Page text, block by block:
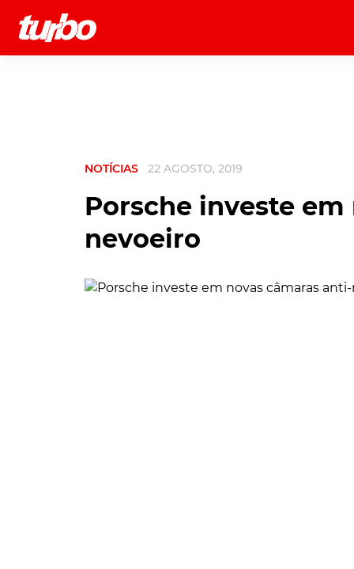
NOTÍCIAS 22 AGOSTO, 2019
Porsche investe
nevoeiro